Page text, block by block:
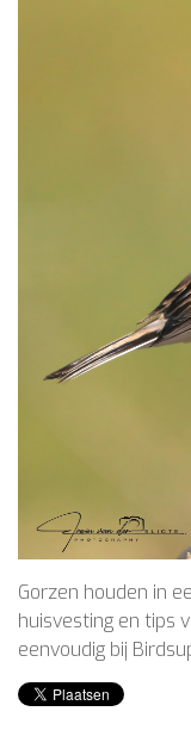
Gorzen houden in
huisvesting en tips
eenvoudig bij